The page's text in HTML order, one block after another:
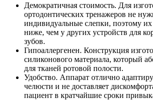
Демократичная стоимость. Для
ортодонтических тренажеров не
индивидуальные слепки, поэтому
ниже, чем у других устройств для
зубов.
Гипоаллергенен. Конструкция
силиконового материала, который
для тканей ротовой полости.
Удобство. Аппарат отлично
челюсти и не доставляет
пациент в кратчайшие сроки